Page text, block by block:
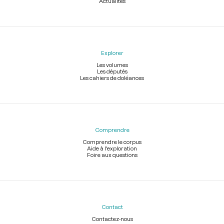
Explorer
Les volumes
Les députés
Les cahiers de doléances
Comprendre
Comprendre le corpus
Aide à l'exploration
Foire aux questions
Contact
Contactez-nous